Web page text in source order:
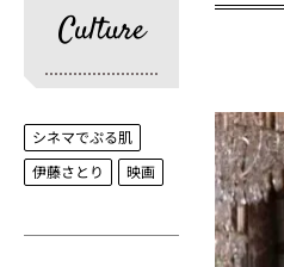
Culture
シネマでぷる肌
伊藤さとり
映画